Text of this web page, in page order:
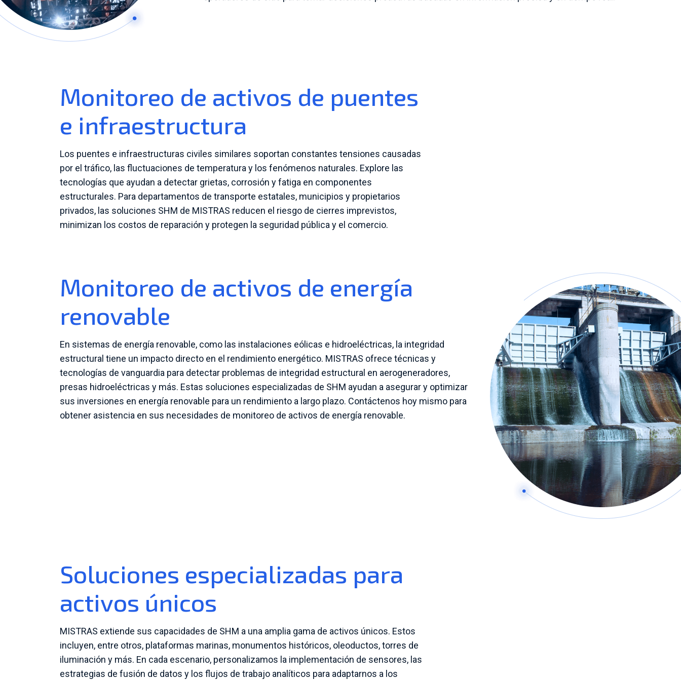
Monitoreo de activos de puentes
e infraestructura
Los puentes e infraestructuras civiles similares soportan constantes tensiones causadas
por el tráfico, las fluctuaciones de temperatura y los fenómenos naturales. Explore las
tecnologías que ayudan a detectar grietas, corrosión y fatiga en componentes
estructurales. Para departamentos de transporte estatales, municipios y propietarios
privados, las soluciones SHM de MISTRAS reducen el riesgo de cierres imprevistos,
minimizan los costos de reparación y protegen la seguridad pública y el comercio.
Monitoreo de activos de energía
renovable
En sistemas de energía renovable, como las instalaciones eólicas e hidroeléctricas, la integridad
estructural tiene un impacto directo en el rendimiento energético. MISTRAS ofrece técnicas y
tecnologías de vanguardia para detectar problemas de integridad estructural en aerogeneradores,
presas hidroeléctricas y más. Estas soluciones especializadas de SHM ayudan a asegurar y optimizar
sus inversiones en energía renovable para un rendimiento a largo plazo. Contáctenos hoy mismo para
obtener asistencia en sus necesidades de monitoreo de activos de energía renovable.
Soluciones especializadas para
activos únicos
MISTRAS extiende sus capacidades de SHM a una amplia gama de activos únicos. Estos
incluyen, entre otros, plataformas marinas, monumentos históricos, oleoductos, torres de
iluminación y más. En cada escenario, personalizamos la implementación de sensores, las
estrategias de fusión de datos y los flujos de trabajo analíticos para adaptarnos a los